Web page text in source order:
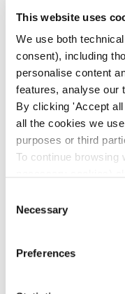
This website uses
We use both
consent), including
personalise content
features, analyse our
By clicking 'Accept
all the cookies we
purposes or third
To continue browsing
Policy. The cookie
Selection
Necessary
Preferences
• Lunghezza: 70-80
• Compressione
Una linea di calze
embolia prima,
Grazie alla
queste calze sono
dell’incremento
L’elevata elasticità
– prevenzione delle